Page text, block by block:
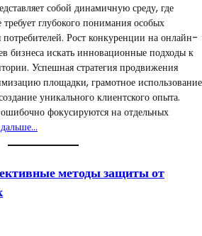
собой динамичную среду, где
глубокого понимания особых
Рост конкуренции на онлайн-
бизнеса искать инновационные подходы к
Успешная стратегия продвижения
площадки, грамотное использование
уникального клиентского опыта.
фокусируются на отдельных
методы защиты от